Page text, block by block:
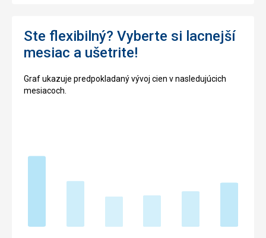
Ste flexibilný? Vyberte si lacnejší
mesiac a ušetrite!
Graf ukazuje predpokladaný vývoj cien v nasledujúcich
mesiacoch.